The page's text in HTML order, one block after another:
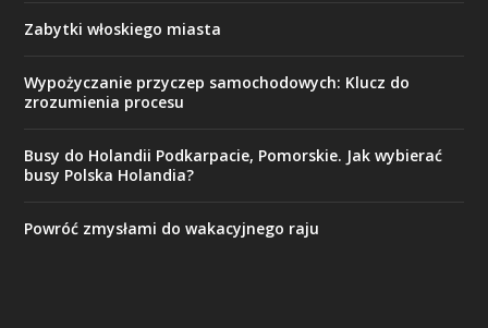
Zabytki włoskiego miasta
Wypożyczanie przyczep samochodowych: Klucz do
zrozumienia procesu
Busy do Holandii Podkarpacie, Pomorskie. Jak wybierać
busy Polska Holandia?
Powróć zmysłami do wakacyjnego raju